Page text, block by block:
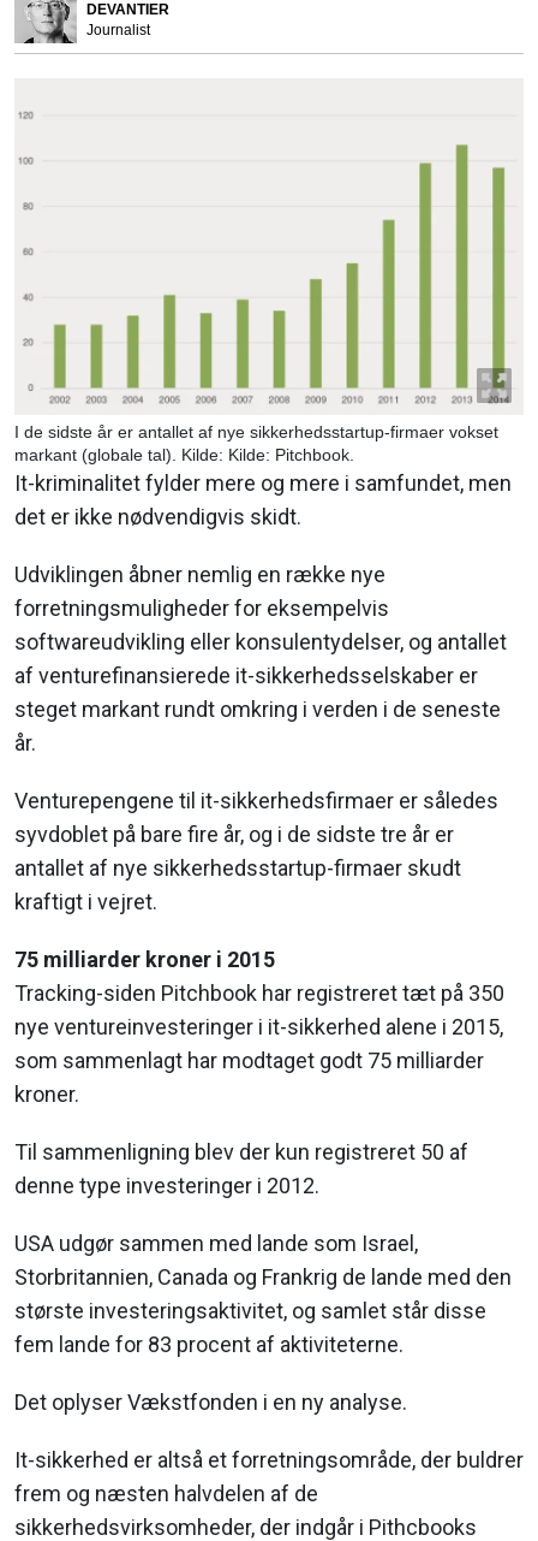
DEVANTIER
Journalist
I de sidste år er antallet af nye sikkerhedsstartup-firmaer vokset
markant (globale tal). Kilde: Kilde: Pitchbook.
It-kriminalitet fylder mere og mere i samfundet, men
det er ikke nødvendigvis skidt.
Udviklingen åbner nemlig en række nye
forretningsmuligheder for eksempelvis
softwareudvikling eller konsulentydelser, og antallet
af venturefinansierede it-sikkerhedsselskaber er
steget markant rundt omkring i verden i de seneste
år.
Venturepengene til it-sikkerhedsfirmaer er således
syvdoblet på bare fire år, og i de sidste tre år er
antallet af nye sikkerhedsstartup-firmaer skudt
kraftigt i vejret.
75 milliarder kroner i 2015
Tracking-siden Pitchbook har registreret tæt på 350
nye ventureinvesteringer i it-sikkerhed alene i 2015,
som sammenlagt har modtaget godt 75 milliarder
kroner.
Til sammenligning blev der kun registreret 50 af
denne type investeringer i 2012.
USA udgør sammen med lande som Israel,
Storbritannien, Canada og Frankrig de lande med den
største investeringsaktivitet, og samlet står disse
fem lande for 83 procent af aktiviteterne.
Det oplyser Vækstfonden i en ny analyse.
It-sikkerhed er altså et forretningsområde, der buldrer
frem og næsten halvdelen af de
sikkerhedsvirksomheder, der indgår i Pithcbooks